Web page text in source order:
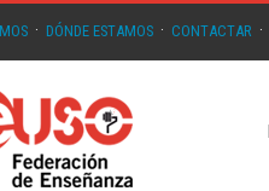
· DÓNDE ESTAMOS · CONTACTAR ·